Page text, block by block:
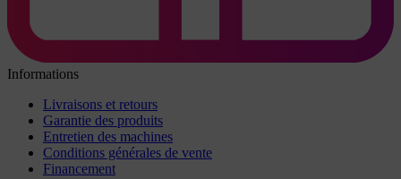
Informations
Livraisons et retours
Garantie des produits
Entretien des machines
Conditions générales de vente
Financement